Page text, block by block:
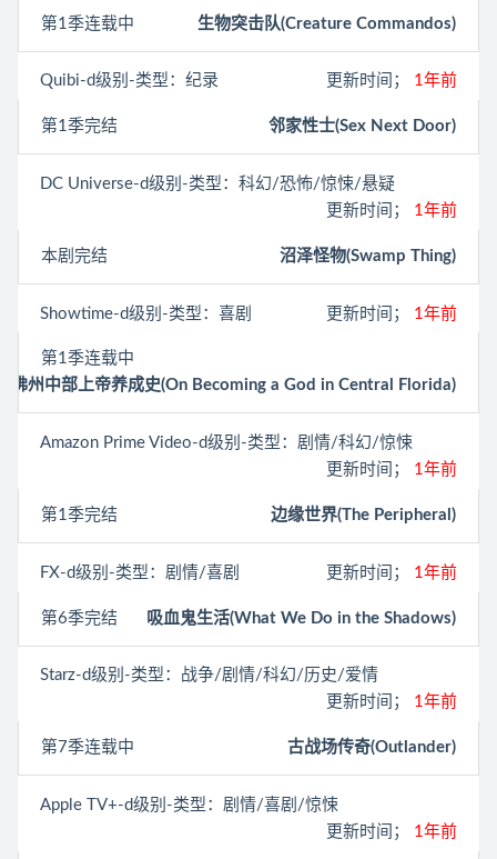
第1季连载中 生物突击队(Creature Commandos)
Quibi-d级别-类型：纪录 更新时间； 1年前
第1季完结 邻家性士(Sex Next Door)
DC Universe-d级别-类型：科幻/恐怖/惊悚/悬疑
更新时间；
1年前
本剧完结 沼泽怪物(Swamp Thing)
Showtime-d级别-类型：喜剧 更新时间； 1年前
第1季连载中
佛州中部上帝养成史(On Becoming a God in Central Florida)
Amazon Prime Video-d级别-类型：剧情/科幻/惊悚
更新时间；
1年前
第1季完结 边缘世界(The Peripheral)
FX-d级别-类型：剧情/喜剧 更新时间； 1年前
第6季完结 吸血鬼生活(What We Do in the Shadows)
Starz-d级别-类型：战争/剧情/科幻/历史/爱情
更新时间；
1年前
第7季连载中 古战场传奇(Outlander)
Apple TV+-d级别-类型：剧情/喜剧/惊悚
更新时间；
1年前